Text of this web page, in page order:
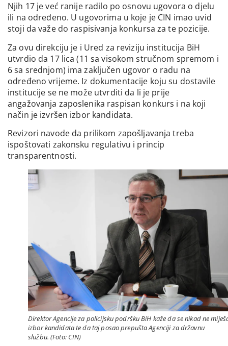
Njih 17 je već ranije radilo po osnovu ugovora o djelu
ili na određeno. U ugovorima u koje je CIN imao uvid
stoji da važe do raspisivanja konkursa za te pozicije.
Za ovu direkciju je i Ured za reviziju institucija BiH
utvrdio da 17 lica (11 sa visokom stručnom spremom i
6 sa srednjom) ima zaključen ugovor o radu na
određeno vrijeme. Iz dokumentacije koju su dostavile
institucije se ne može utvrditi da li je prije
angažovanja zaposlenika raspisan konkurs i na koji
način je izvršen izbor kandidata.
Revizori navode da prilikom zapošljavanja treba
ispoštovati zakonsku regulativu i princip
transparentnosti.
Direktor Agencije za policijsku podršku BiH kaže da se nikad ne
izbor kandidata te da taj posao prepušta Agenciji za državnu
službu. (Foto: CIN)